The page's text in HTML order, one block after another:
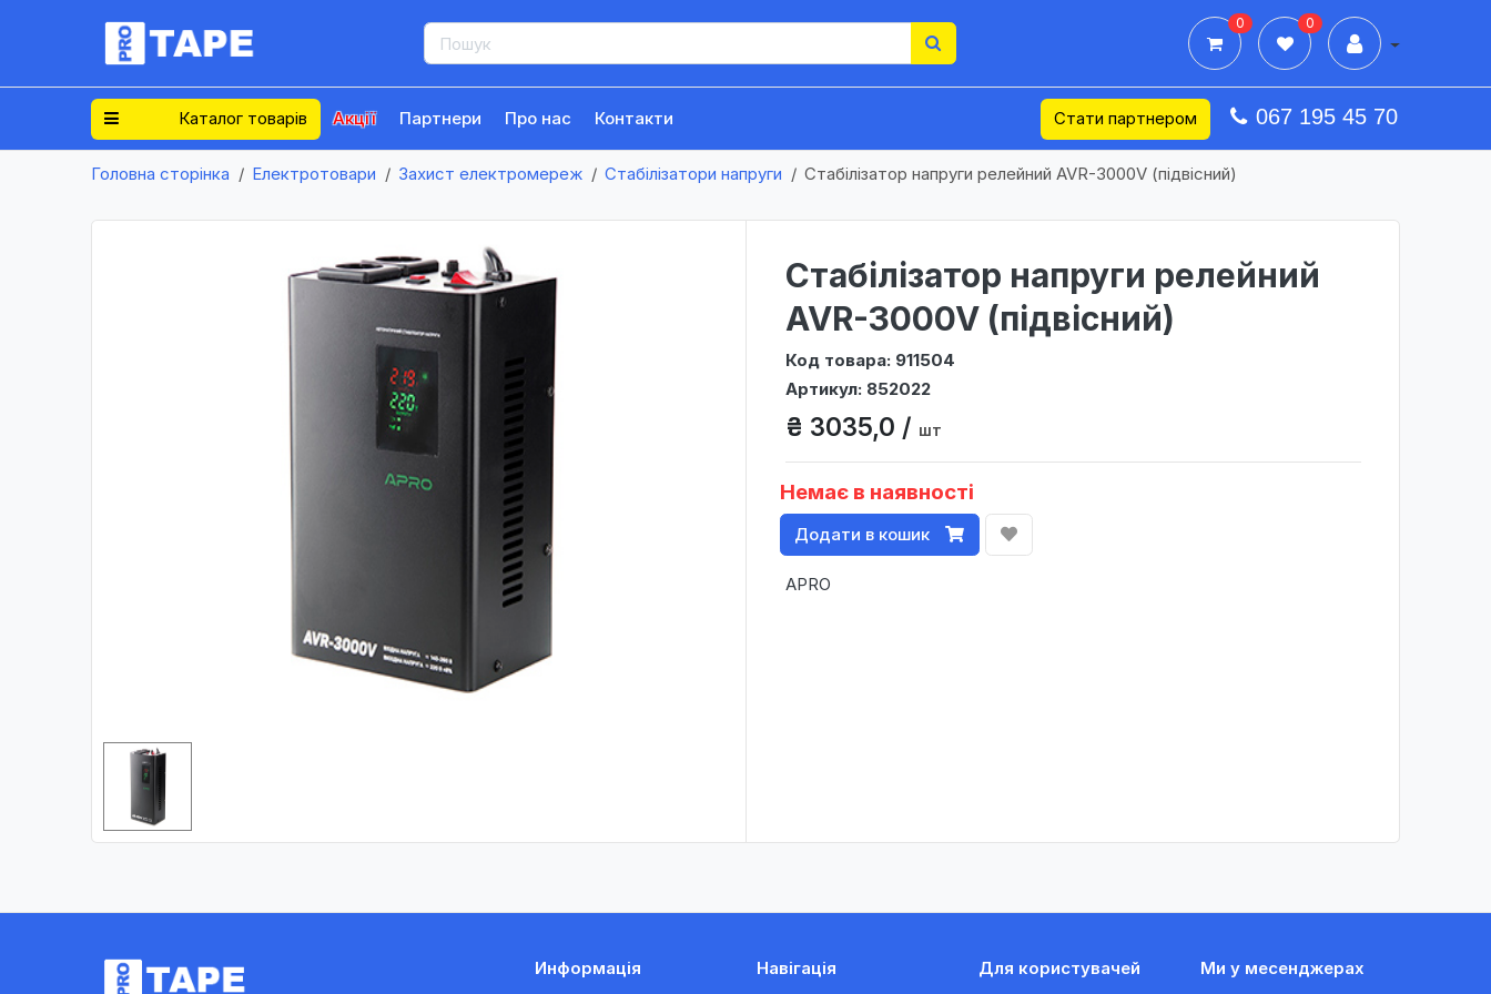
0 0
Каталог товарів Акції Партнери Про нас Контакти Стати партнером 067 195 45 70
Головна сторінка Електротовари Захист електромереж Стабілізатори напруги Стабілізатор напруги релейний AVR-3000V (підвісний)
Стабілізатор напруги релейний
AVR-3000V (підвісний)
Код товара: 911504
Артикул: 852022
₴ 3035,0 / шт
Немає в наявності
Додати в кошик
APRO
Информація Навігація Для користувачей Ми у месенджерах